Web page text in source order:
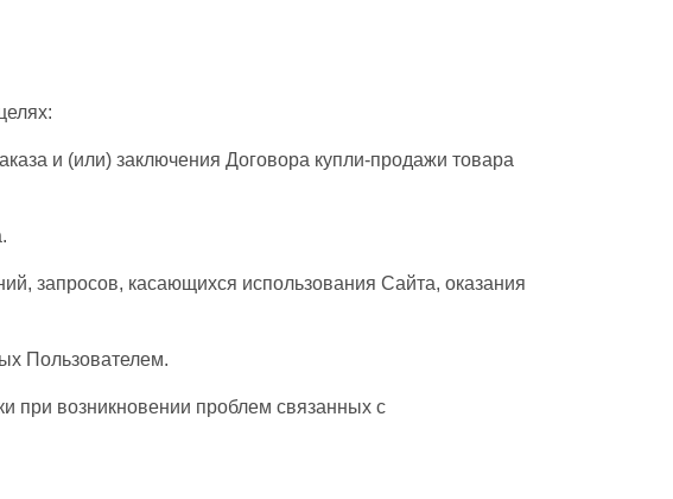
и (или) заключения Договора купли-продажи товара
запросов, касающихся использования Сайта, оказания
Пользователем.
при возникновении проблем связанных с